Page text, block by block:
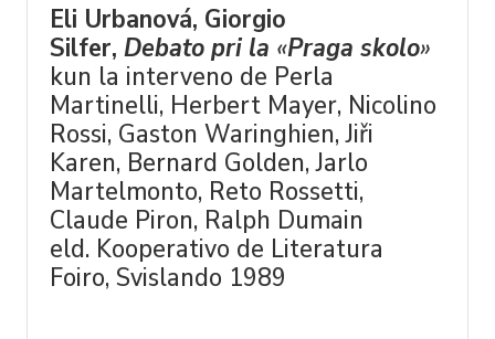
Eli Urbanová, Giorgio
Silfer, Debato pri la «Praga skolo»
kun la interveno de Perla
Martinelli, Herbert Mayer, Nicolino
Rossi, Gaston Waringhien, Jiři
Karen, Bernard Golden, Jarlo
Martelmonto, Reto Rossetti,
Claude Piron, Ralph Dumain
eld. Kooperativo de Literatura
Foiro, Svislando 1989